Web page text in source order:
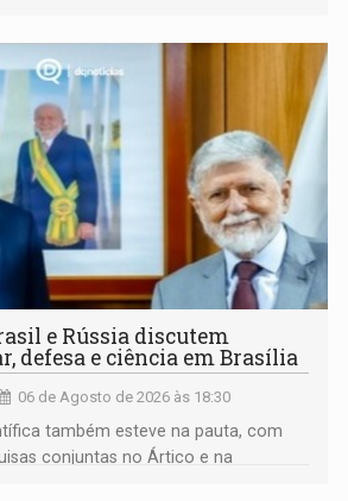
e Rússia discutem
defesa e ciência em Brasília
06 de Agosto de 2026 às 18:30
também esteve na pauta, com
conjuntas no Ártico e na